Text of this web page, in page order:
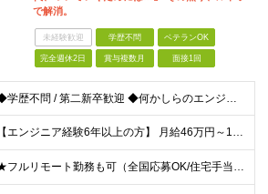
で解消。
未経験歓迎 学歴不問 ベテランOK
完全週休2日 賞与複数月 面接1回
◆学歴不問 / 第二新卒歓迎 ◆何かしらのエンジニア経験をお持ちの方 （言語・期間・フェーズ不問） 経験浅めの方も遠慮なくご応募ください！ ■入社前Q＆A ────── ◎実力に見合った報酬が手に
【エンジニア経験6年以上の方】 月給46万円～100万円（固定残業代含む） ※上記月給には月30時間分の固定残業代（月8万7,400円～月19万円）を含む。超過分は全額支給。 【エンジニア経験4年以
★フルリモート勤務も可（全国応募OK/住宅手当を支給します） ※案件によって常駐が必要になる場合があります。 ※希望がない限り、転勤はありません ※U・Iターン歓迎 ★ルトラの社員は全国各地で活躍中